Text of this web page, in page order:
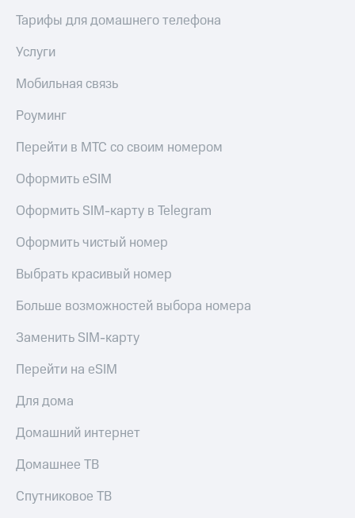
Тарифы для домашнего телефона
Услуги
Мобильная связь
Роуминг
Перейти в МТС со своим номером
Оформить eSIM
Оформить SIM-карту в Telegram
Оформить чистый номер
Выбрать красивый номер
Больше возможностей выбора номера
Заменить SIM-карту
Перейти на eSIM
Для дома
Домашний интернет
Домашнее ТВ
Спутниковое ТВ